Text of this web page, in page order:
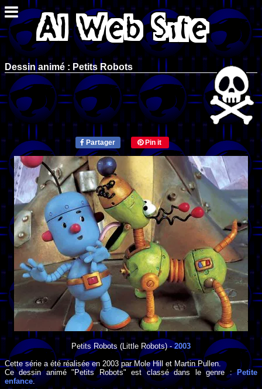
Dessin animé : Petits Robots
Partager Pin it
Petits Robots (Little Robots) - 2003
Cette série a été réalisée en 2003par Mole Hill et Martin Pullen.
Ce dessin animé "Petits Robots" est classé dans le genre :Petite
enfance.